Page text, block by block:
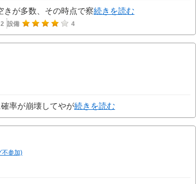
きが多数、その時点で察続きを読む
2 設備 4
率が崩壊してやが続きを読む
不参加)